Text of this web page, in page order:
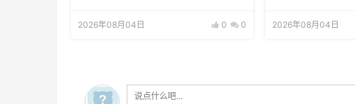
2026年08月04日 0 0 2026年08月04日